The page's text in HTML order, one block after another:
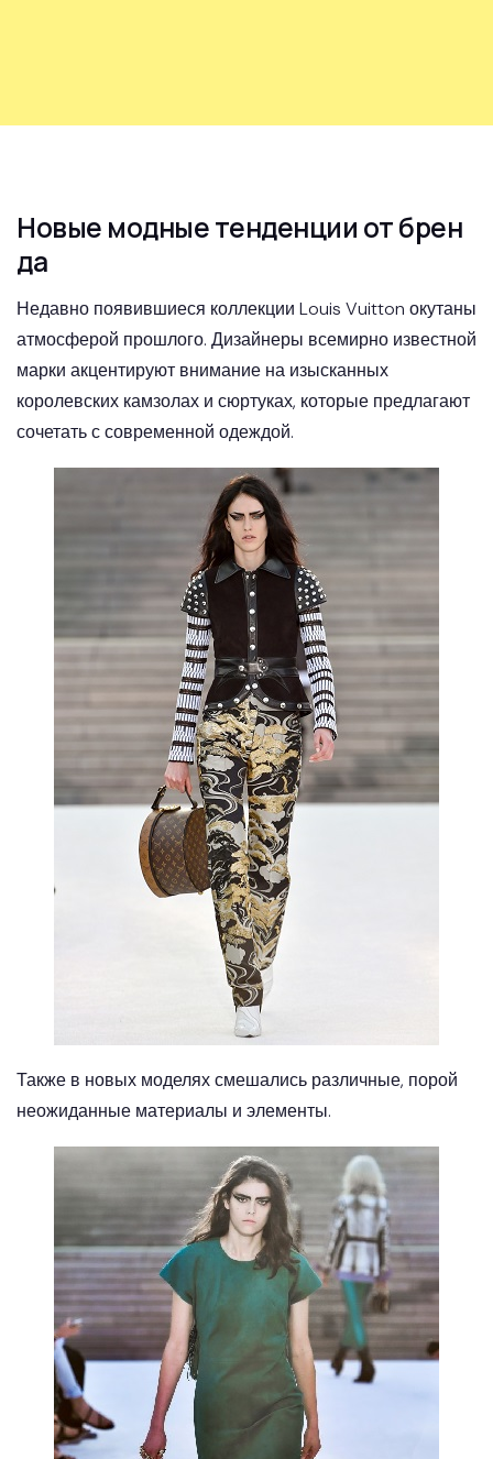
Новые модные тенденции от брен
да
Недавно появившиеся коллекции Louis Vuitton окутаны
атмосферой прошлого. Дизайнеры всемирно известной
марки акцентируют внимание на изысканных
королевских камзолах и сюртуках, которые предлагают
сочетать с современной одеждой.
Также в новых моделях смешались различные, порой
неожиданные материалы и элементы.